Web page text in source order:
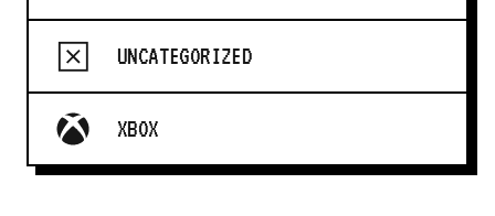
UNCATEGORIZED
XBOX